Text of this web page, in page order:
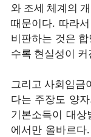
와 조세 체계의
때문이다. 따라
비판하는 것은
수록 현실성이
그리고 사회임금
다는 주장도 양
기본소득이 대
에서만 올바르